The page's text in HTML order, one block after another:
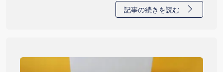
記事の続きを読む